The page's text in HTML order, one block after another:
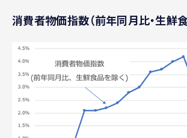
消費者物価指数（前年同月比・生鮮